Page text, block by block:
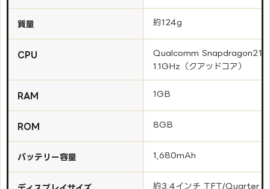
質量 約124g
CPU
Qualcomm Snapdragon210
1.1GHz（クアッドコア）
RAM 1GB
ROM 8GB
バッテリー容量 1,680mAh
約3.4インチ TFT/Quarter